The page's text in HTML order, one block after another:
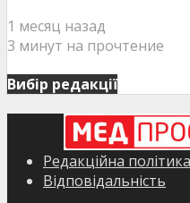
1 месяц назад
3 минут на прочтение
Вибір редакції
Редакційна політика
Відповідальність